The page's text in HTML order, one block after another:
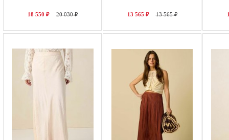
18 550 ₽ 20 030 ₽ 13 565 ₽ 13 565 ₽